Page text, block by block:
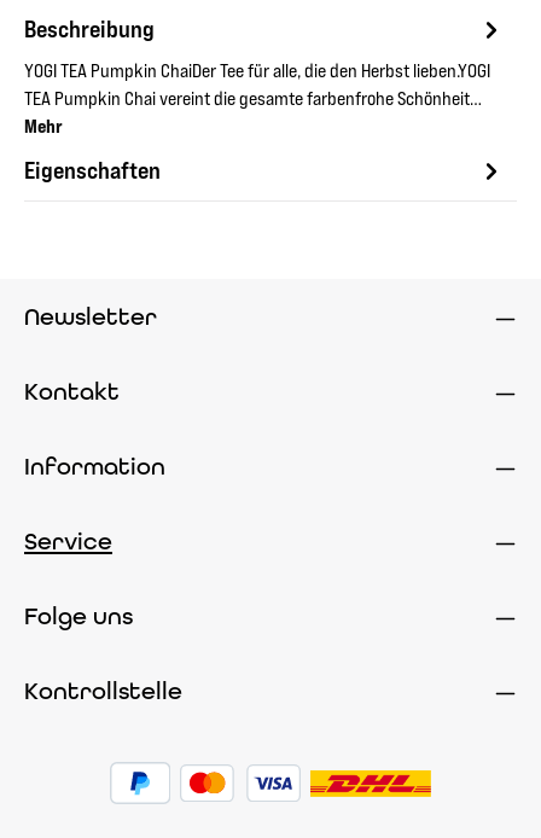
Beschreibung
YOGI TEA Pumpkin ChaiDer Tee für alle, die den Herbst lieben.YOGI
TEA Pumpkin Chai vereint die gesamte farbenfrohe Schönheit…
Mehr
Eigenschaften
Newsletter
Kontakt
Information
Service
Folge uns
Kontrollstelle